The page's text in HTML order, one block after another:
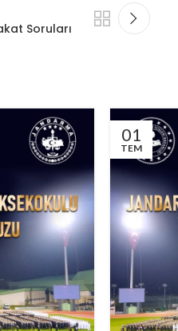
Soruları
01
TEM